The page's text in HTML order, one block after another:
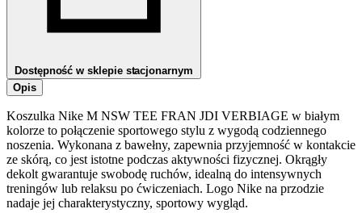
Dostępność w sklepie stacjonarnym
Opis
Koszulka Nike M NSW TEE FRAN JDI VERBIAGE w białym
kolorze to połączenie sportowego stylu z wygodą codziennego
noszenia. Wykonana z bawełny, zapewnia przyjemność w kontakcie
ze skórą, co jest istotne podczas aktywności fizycznej. Okrągły
dekolt gwarantuje swobodę ruchów, idealną do intensywnych
treningów lub relaksu po ćwiczeniach. Logo Nike na przodzie
nadaje jej charakterystyczny, sportowy wygląd.